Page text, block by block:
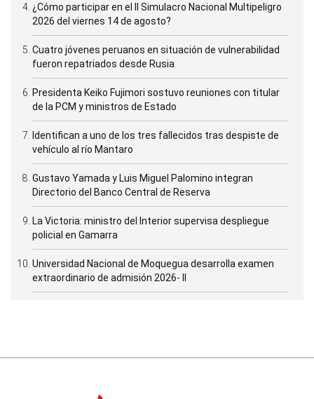
¿Cómo participar en el II Simulacro Nacional Multipeligro
2026 del viernes 14 de agosto?
Cuatro jóvenes peruanos en situación de vulnerabilidad
fueron repatriados desde Rusia
Presidenta Keiko Fujimori sostuvo reuniones con titular
de la PCM y ministros de Estado
Identifican a uno de los tres fallecidos tras despiste de
vehículo al río Mantaro
Gustavo Yamada y Luis Miguel Palomino integran
Directorio del Banco Central de Reserva
La Victoria: ministro del Interior supervisa despliegue
policial en Gamarra
Universidad Nacional de Moquegua desarrolla examen
extraordinario de admisión 2026- II